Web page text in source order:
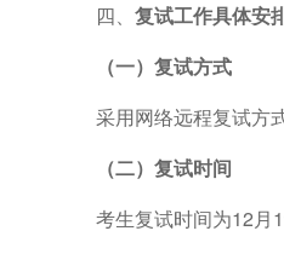
四、 复试工作具体安
（一）复试方式
采用网络远程复试方式
（二）复试时间
考生复试时间为12月